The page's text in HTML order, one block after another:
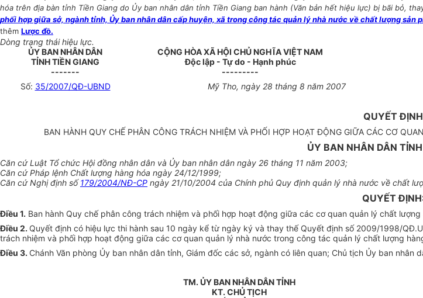
hóa trên địa bàn tỉnh Tiền Giang do Ủy ban nhân dân tỉnh Tiền Giang ban hành (Văn bản hết hiệu lực) bị bãi bỏ,
phối hợp giữa sở, ngành tỉnh, Ủy ban nhân dân cấp huyện, xã trong công tác quản lý nhà nước về chất lượng
thêm Lược đồ.
Dòng trạng thái hiệu lực.
ỦY BAN NHÂN DÂN
TỈNH TIỀN GIANG
-------
CỘNG HÒA XÃ HỘI CHỦ NGHĨA VIỆT NAM
Độc lập - Tự do - Hạnh phúc
---------
Số: 35/2007/QĐ-UBND Mỹ Tho, ngày 28 tháng 8 năm 2007
QUYẾT ĐỊNH
BAN HÀNH QUY CHẾ PHÂN CÔNG TRÁCH NHIỆM VÀ PHỐI HỢP HOẠT ĐỘNG GIỮA CÁC CƠ
ỦY BAN NHÂN DÂN
Căn cứ Luật Tổ chức Hội đồng nhân dân và Ủy ban nhân dân ngày 26 tháng 11 năm 2003;
Căn cứ Pháp lệnh Chất lượng hàng hóa ngày 24/12/1999;
Căn cứ Nghị định số179/2004/NĐ-CP ngày 21/10/2004 của Chính phủ Quy định quản lý nhà nước về chất
QUYẾT
Điều 1. Ban hành Quy chế phân công trách nhiệm và phối hợp hoạt động giữa các cơ quan quản lý chất
Điều 2. Quyết định có hiệu lực thi hành sau 10 ngày kể từ ngày ký và thay thế Quyết định số 2009/1998/
trách nhiệm và phối hợp hoạt động giữa các cơ quan quản lý nhà nước trong công tác quản lý chất lượng
Điều 3. Chánh Văn phòng Ủy ban nhân dân tỉnh, Giám đốc các sở, ngành có liên quan; Chủ tịch Ủy ban
TM. ỦY BAN NHÂN DÂN TỈNH
KT. CHỦ TỊCH